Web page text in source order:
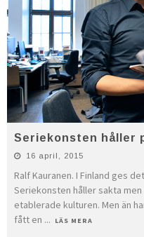
Seriekonsten håller
16 april, 2015
Ralf Kauranen. I Finland ges
Seriekonsten håller sakta
etablerade kulturen. Men än
fått en ... LÄS MERA